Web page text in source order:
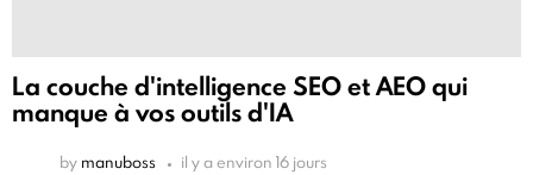
La couche d'intelligence SEO et AEO qui
manque à vos outils d'IA
by manuboss il y a environ 16 jours